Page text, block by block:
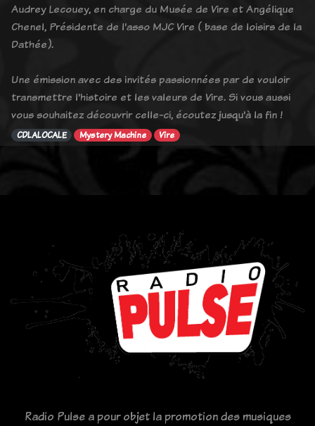
Audrey Lecouey, en charge du Musée de Vire et Angélique
Chenel, Présidente de l'asso MJC Vire ( base de loisirs de la
Dathée).
Une émission avec des invités passionnées par de vouloir
transmettre l'histoire et les valeurs de Vire. Si vous aussi
vous souhaitez découvrir celle-ci, écoutez jusqu'à la fin !
CDLALOCALE Mystery Machine Vire
Radio Pulse a pour objet la promotion des musiques